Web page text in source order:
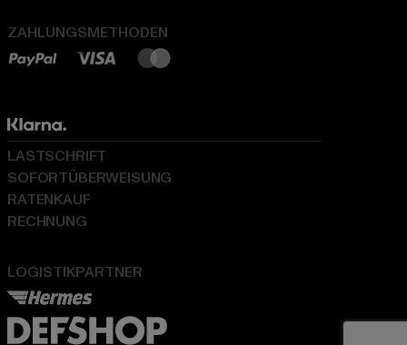
ZAHLUNGSMETHODEN
LOGISTIKPARTNER
LASTSCHRIFT
SOFORTÜBERWEISUNG
RATENKAUF
RECHNUNG